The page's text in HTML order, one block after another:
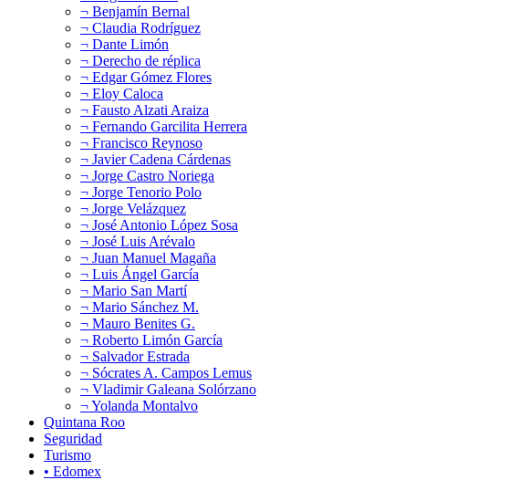
¬ Benjamín Bernal
¬ Claudia Rodríguez
¬ Dante Limón
¬ Derecho de réplica
¬ Edgar Gómez Flores
¬ Eloy Caloca
¬ Fausto Alzati Araiza
¬ Fernando Garcilita Herrera
¬ Francisco Reynoso
¬ Javier Cadena Cárdenas
¬ Jorge Castro Noriega
¬ Jorge Tenorio Polo
¬ Jorge Velázquez
¬ José Antonio López Sosa
¬ José Luis Arévalo
¬ Juan Manuel Magaña
¬ Luis Ángel García
¬ Mario San Martí
¬ Mario Sánchez M.
¬ Mauro Benites G.
¬ Roberto Limón García
¬ Salvador Estrada
¬ Sócrates A. Campos Lemus
¬ Vladimir Galeana Solórzano
¬ Yolanda Montalvo
Quintana Roo
Seguridad
Turismo
• Edomex